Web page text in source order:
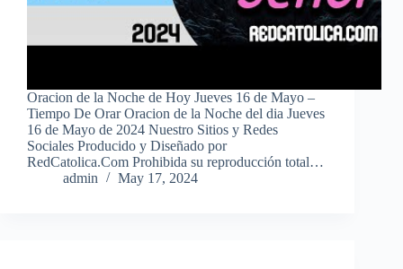
Oracion de la Noche de Hoy Jueves 16 de Mayo –
Tiempo De Orar Oracion de la Noche del dia Jueves
16 de Mayo de 2024 Nuestro Sitios y Redes
Sociales Producido y Diseñado por
RedCatolica.Com Prohibida su reproducción total…
admin
May 17, 2024